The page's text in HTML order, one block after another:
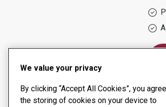
We value your privacy
By clicking “Accept All Cookies”, you
the storing of cookies on your device to